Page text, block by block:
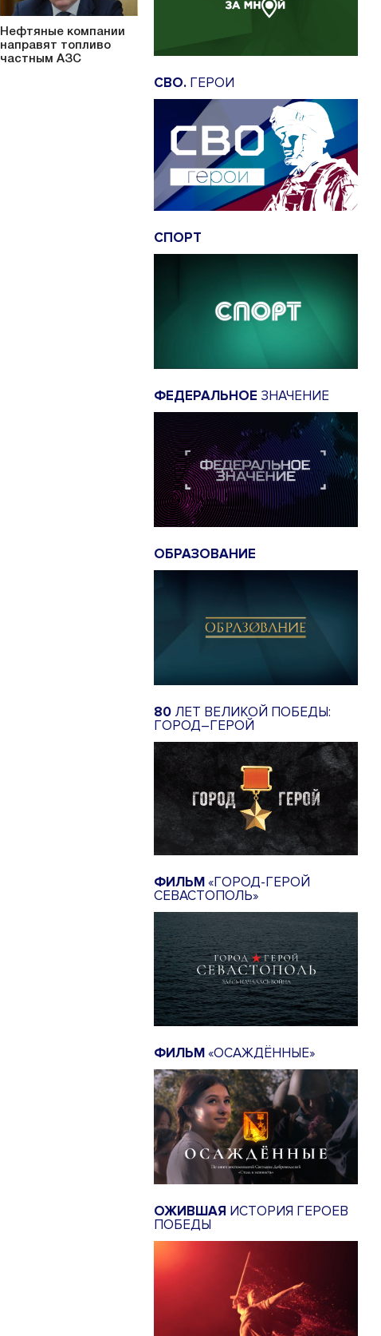
Нефтяные компании
направят топливо
частным АЗС
СВО. ГЕРОИ
СПОРТ
ФЕДЕРАЛЬНОЕ ЗНАЧЕНИЕ
ОБРАЗОВАНИЕ
80 ЛЕТ ВЕЛИКОЙ ПОБЕДЫ:
ГОРОД–ГЕРОЙ
ФИЛЬМ«ГОРОД-ГЕРОЙ
СЕВАСТОПОЛЬ»
ФИЛЬМ«ОСАЖДЁННЫЕ»
ОЖИВШАЯ ИСТОРИЯ ГЕРОЕВ
ПОБЕДЫ